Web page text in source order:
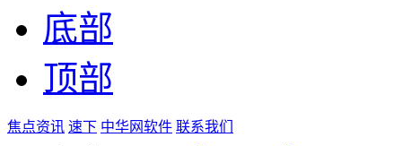
底部
顶部
焦点资讯 速下 中华网软件 联系我们